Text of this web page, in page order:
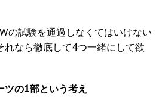
の試験を通過しなくてはいけない
れなら徹底して4つ一緒にして欲
ツの1部という考え